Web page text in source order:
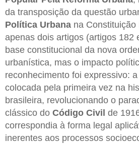
da transposição da questão
Política Urbana na
apenas dois artigos (artigos 182
base constitucional da nova
urbanística, mas o impacto
reconhecimento foi expressivo:
colocada pela primeira vez na
brasileira, revolucionando o
clássico do Código Civil de
correspondia à forma legal
inerentes aos processos